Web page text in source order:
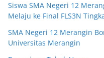
Siswa SMA Negeri 12
Melaju ke Final FLS3N
SMA Negeri 12 Merangin
Universitas Merangin